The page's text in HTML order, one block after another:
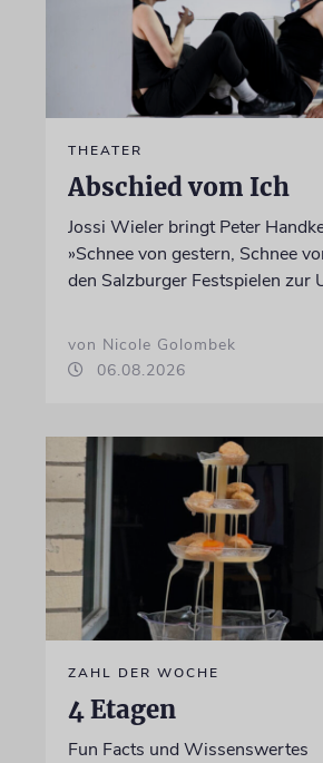
THEATER
Abschied vom Ich
Jossi Wieler bringt Peter
»Schnee von gestern, Schnee
den Salzburger Festspielen zur
von Nicole Golombek
06.08.2026
ZAHL DER WOCHE
4 Etagen
Fun Facts und Wissenswertes